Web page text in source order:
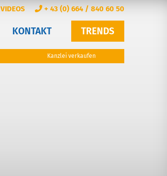
VIDEOS + 43 (0) 664 / 840 60 50
Kanzlei verkaufen
KONTAKT TRENDS